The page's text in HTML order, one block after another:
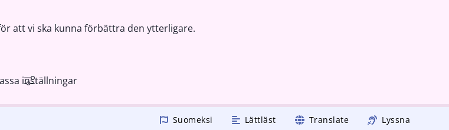
att vi ska kunna förbättra den ytterligare.
inställningar
Suomeksi Lättläst Translate Lyssna